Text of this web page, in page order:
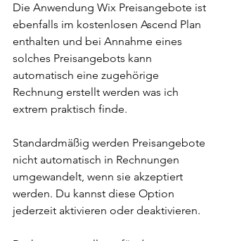
Die Anwendung Wix Preisangebote ist
ebenfalls im kostenlosen Ascend Plan
enthalten und bei Annahme eines
solches Preisangebots kann
automatisch eine zugehörige
Rechnung erstellt werden was ich
extrem praktisch finde.
Standardmäßig werden Preisangebote
nicht automatisch in Rechnungen
umgewandelt, wenn sie akzeptiert
werden. Du kannst diese Option
jederzeit aktivieren oder deaktivieren.